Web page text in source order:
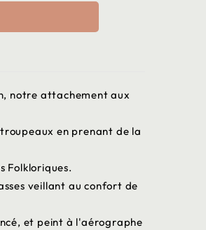
notre attachement aux
en prenant de la
Folkloriques.
veillant au confort de
et peint à l'aérographe